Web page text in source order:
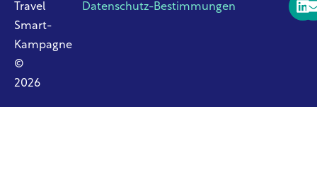
Travel
Smart-
Kampagne
©
2026
Datenschutz-Bestimmungen